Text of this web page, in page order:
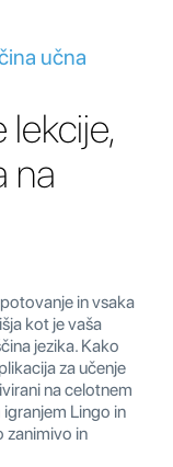
učna
na
in vsaka
kot je vaša
jezika. Kako
za učenje
na celotnem
Lingo in
zanimivo in